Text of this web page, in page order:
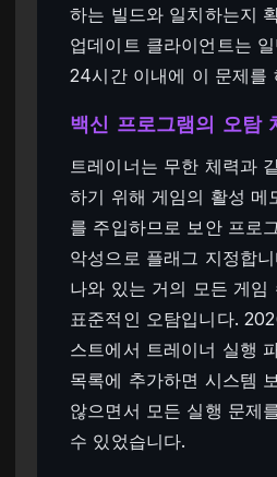
하는 빌드와 일치하는지
업데이트 클라이언트는
24시간 이내에 이 문제를
백신 프로그램의 오탐
트레이너는 무한 체력과
하기 위해 게임의 활성 메
를 주입하므로 보안 프로
악성으로 플래그 지정합
나와 있는 거의 모든 게임
표준적인 오탐입니다.
스트에서 트레이너 실행
목록에 추가하면 시스템
않으면서 모든 실행 문제
수 있었습니다.